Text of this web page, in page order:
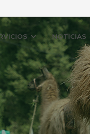
NOTICIAS